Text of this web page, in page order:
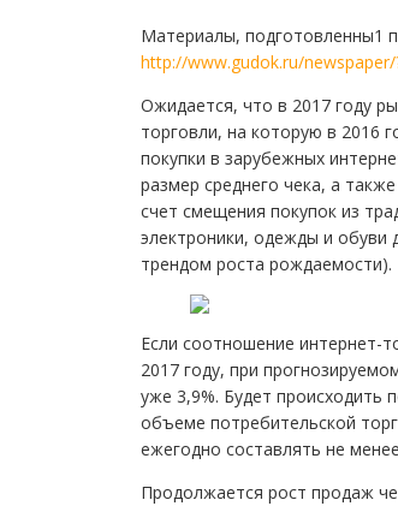
Материалы, подготовленны1
http://www.gudok.ru/
Ожидается, что в 2017 году
торговли, на которую в 2016
покупки в зарубежных
размер среднего чека, а
счет смещения покупок из
электроники, одежды и обуви
трендом роста рождаемости).
Если соотношение интернет-
2017 году, при
уже 3,9%. Будет происходить
объеме потребительской
ежегодно составлять не
Продолжается рост продаж